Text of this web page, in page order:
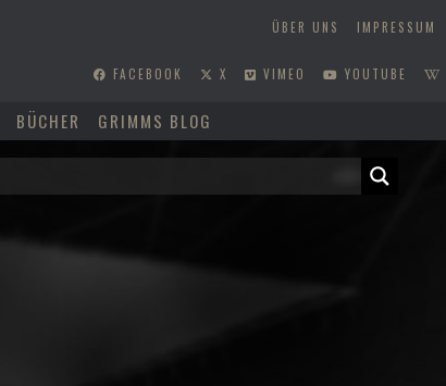
ÜBER UNS IMPRESSUM
FACEBOOK X VIMEO YOUTUBE
BÜCHER GRIMMS BLOG